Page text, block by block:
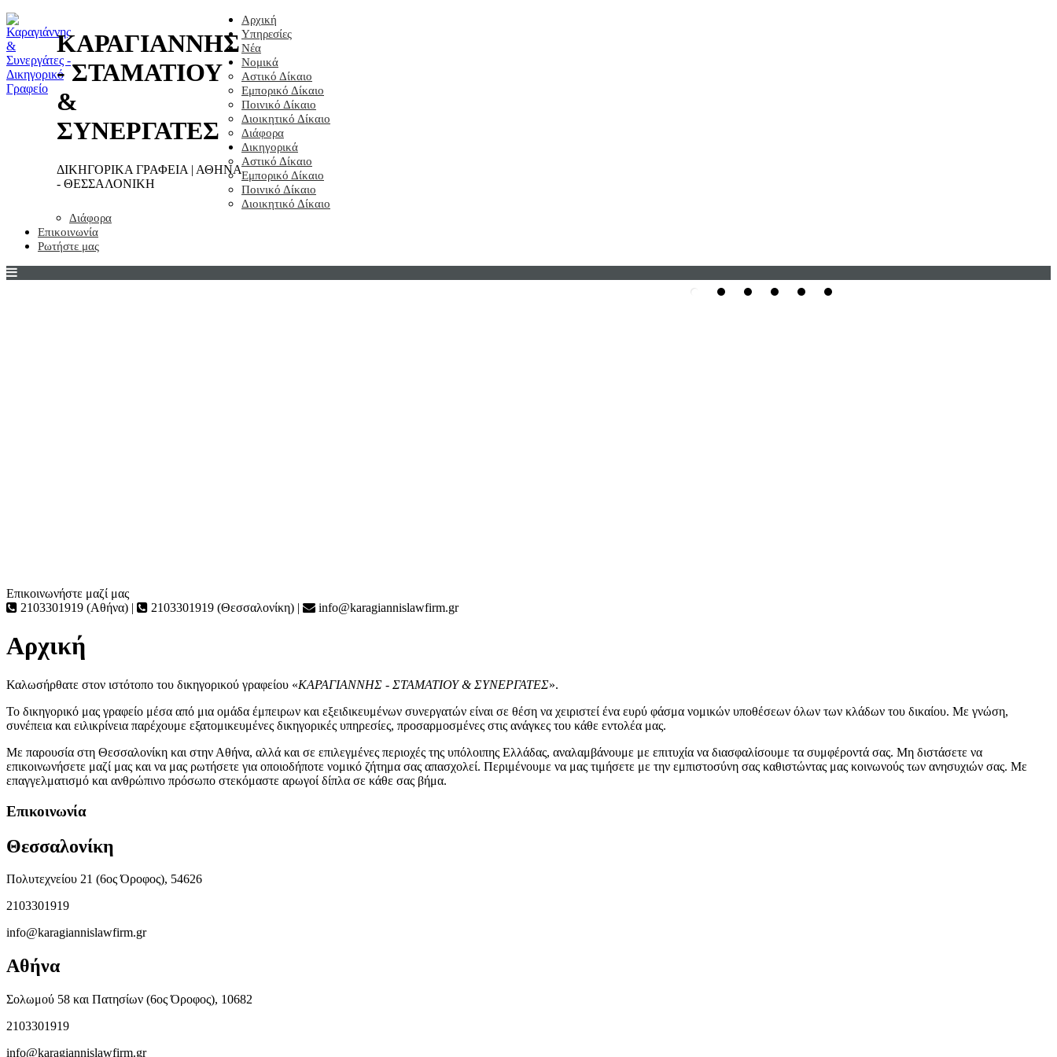
ΚΑΡΑΓΙΑΝΝΗΣ
- ΣΤΑΜΑΤΙΟΥ
&
ΣΥΝΕΡΓΑΤΕΣ
ΔΙΚΗΓΟΡΙΚΑ ΓΡΑΦΕΙΑ | ΑΘΗΝΑ
- ΘΕΣΣΑΛΟΝΙΚΗ
Αρχική
Υπηρεσίες
Νέα
Νομικά
Αστικό Δίκαιο
Εμπορικό Δίκαιο
Ποινικό Δίκαιο
Διοικητικό Δίκαιο
Διάφορα
Δικηγορικά
Αστικό Δίκαιο
Εμπορικό Δίκαιο
Ποινικό Δίκαιο
Διοικητικό Δίκαιο
Διάφορα
Επικοινωνία
Ρωτήστε μας
Επικοινωνήστε μαζί μας
2103301919 (Αθήνα) |
2103301919 (Θεσσαλονίκη) | info@karagiannislawfirm.gr
Αρχική
Καλωσήρθατε στον ιστότοπο του δικηγορικού γραφείου «ΚΑΡΑΓΙΑΝΝΗΣ - ΣΤΑΜΑΤΙΟΥ & ΣΥΝΕΡΓΑΤΕΣ».
Το δικηγορικό μας γραφείο μέσα από μια ομάδα έμπειρων και εξειδικευμένων συνεργατών είναι σε θέση να χειριστεί ένα ευρύ φάσμα νομικών υποθέσεων όλων των κλάδων του δικαίου. Με γνώση,
συνέπεια και ειλικρίνεια παρέχουμε εξατομικευμένες δικηγορικές υπηρεσίες, προσαρμοσμένες στις ανάγκες του κάθε εντολέα μας.
Με παρουσία στη Θεσσαλονίκη και στην Αθήνα, αλλά και σε επιλεγμένες περιοχές της υπόλοιπης Ελλάδας, αναλαμβάνουμε με επιτυχία να διασφαλίσουμε τα συμφέροντά σας. Μη διστάσετε να
επικοινωνήσετε μαζί μας και να μας ρωτήσετε για οποιοδήποτε νομικό ζήτημα σας απασχολεί. Περιμένουμε να μας τιμήσετε με την εμπιστοσύνη σας καθιστώντας μας κοινωνούς των ανησυχιών σας. Με
επαγγελματισμό και ανθρώπινο πρόσωπο στεκόμαστε αρωγοί δίπλα σε κάθε σας βήμα.
Επικοινωνία
Θεσσαλονίκη
Πολυτεχνείου 21 (6ος Όροφος), 54626
2103301919
info@karagiannislawfirm.gr
Αθήνα
Σολωμού 58 και Πατησίων (6ος Όροφος), 10682
2103301919
info@karagiannislawfirm.gr